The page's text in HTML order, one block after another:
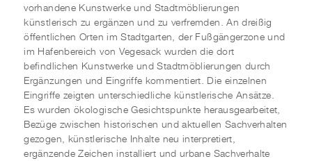
vorhandene Kunstwerke und Stadtmöblierungen
künstlerisch zu ergänzen und zu verfremden. An dreißig
öffentlichen Orten im Stadtgarten, der Fußgängerzone und
im Hafenbereich von Vegesack wurden die dort
befindlichen Kunstwerke und Stadtmöblierungen durch
Ergänzungen und Eingriffe kommentiert. Die einzelnen
Eingriffe zeigten unterschiedliche künstlerische Ansätze.
Es wurden ökologische Gesichtspunkte herausgearbeitet,
Bezüge zwischen historischen und aktuellen Sachverhalten
gezogen, künstlerische Inhalte neu interpretiert,
ergänzende Zeichen installiert und urbane Sachverhalte